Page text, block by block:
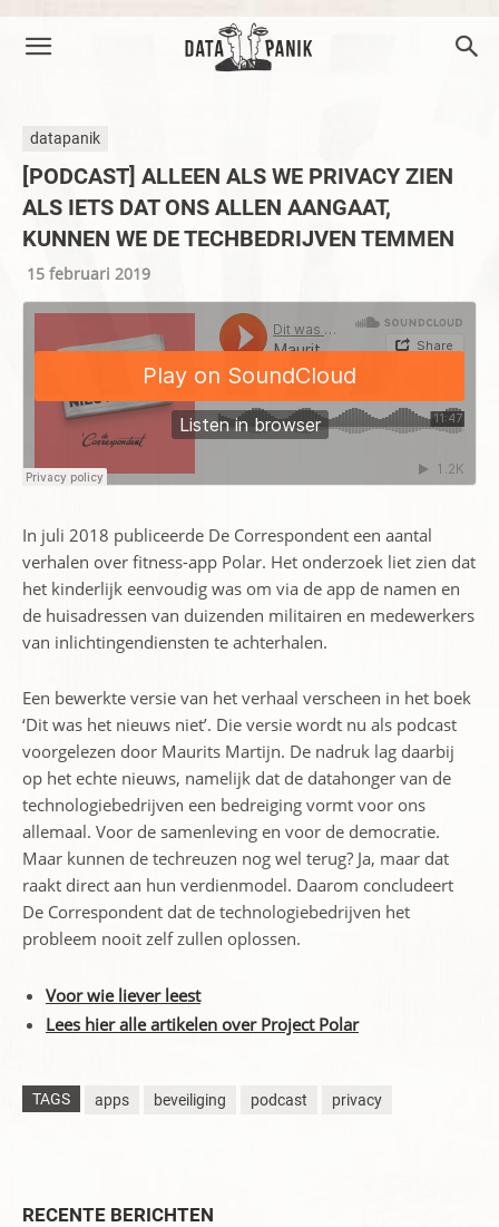
datapanik
[PODCAST] ALLEEN ALS WE PRIVACY ZIEN
ALS IETS DAT ONS ALLEN AANGAAT,
KUNNEN WE DE TECHBEDRIJVEN TEMMEN
15 februari 2019
In juli 2018 publiceerde De Correspondent een aantal
verhalen over fitness-app Polar. Het onderzoek liet zien dat
het kinderlijk eenvoudig was om via de app de namen en
de huisadressen van duizenden militairen en medewerkers
van inlichtingendiensten te achterhalen.
Een bewerkte versie van het verhaal verscheen in het boek
‘Dit was het nieuws niet’. Die versie wordt nu als podcast
voorgelezen door Maurits Martijn. De nadruk lag daarbij
op het echte nieuws, namelijk dat de datahonger van de
technologiebedrijven een bedreiging vormt voor ons
allemaal. Voor de samenleving en voor de democratie.
Maar kunnen de techreuzen nog wel terug? Ja, maar dat
raakt direct aan hun verdienmodel. Daarom concludeert
De Correspondent dat de technologiebedrijven het
probleem nooit zelf zullen oplossen.
Voor wie liever leest
Lees hier alle artikelen over Project Polar
TAGS apps beveiliging podcast privacy
RECENTE BERICHTEN